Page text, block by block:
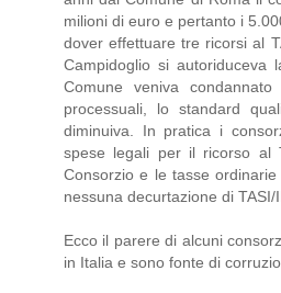
milioni di euro e pertanto i
dover effettuare tre ricorsi al
Campidoglio si autoriduceva
Comune veniva
processuali, lo standard
diminuiva. In pratica i
spese legali per il ricorso al
Consorzio e le tasse
nessuna decurtazione di TASI/
Ecco il parere di alcuni
in Italia e sono fonte di